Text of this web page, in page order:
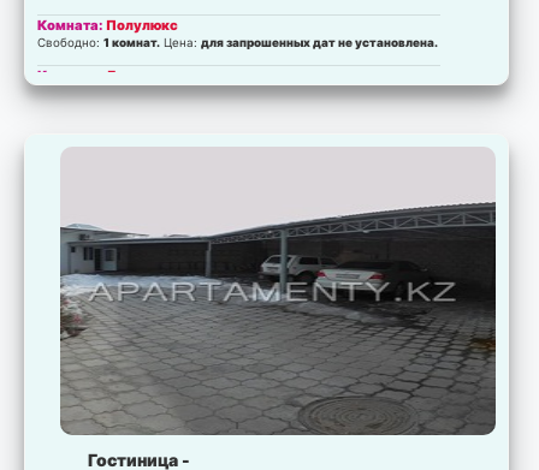
Комната:Полулюкс
Свободно:1 комнат. Цена:для запрошенных дат не установлена.
Комната: Люкс-коттедж
Гостиница -